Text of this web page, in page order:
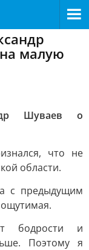
малую
Шуваев о
что не
области.
с предыдущим
бодрости и
Поэтому я